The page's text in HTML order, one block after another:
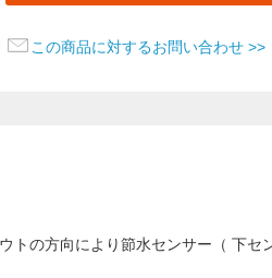
この商品に対するお問い合わせ >>
トの方向により節水センサー（ 下セ